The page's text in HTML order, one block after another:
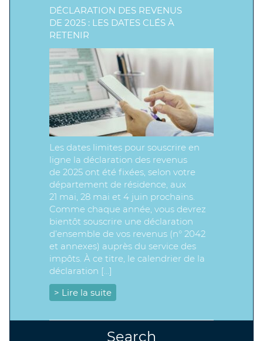
DÉCLARATION DES REVENUS
DE 2025 : LES DATES CLÉS À
RETENIR
Les dates limites pour souscrire en
ligne la déclaration des revenus
de 2025 ont été fixées, selon votre
département de résidence, aux
21 mai, 28 mai et 4 juin prochains.
Comme chaque année, vous devrez
bientôt souscrire une déclaration
d’ensemble de vos revenus (n° 2042
et annexes) auprès du service des
impôts. À ce titre, le calendrier de la
déclaration […]
> Lire la suite
Search